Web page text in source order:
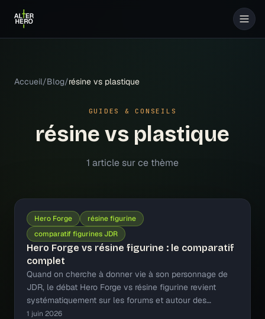
Accueil/Blog/résine vs plastique
GUIDES & CONSEILS
résine vs plastique
1 article sur ce thème
Hero Forge
résine figurine
comparatif figurines JDR
Hero Forge vs résine figurine : le comparatif
complet
Quand on cherche à donner vie à son personnage de
JDR, le débat Hero Forge vs résine figurine revient
systématiquement sur les forums et autour des…
1 juin 2026